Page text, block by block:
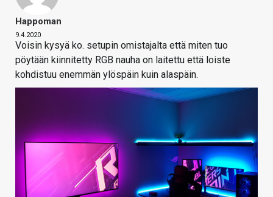
Happoman
9.4.2020
Voisin kysyä ko. setupin omistajalta että miten tuo
pöytään kiinnitetty RGB nauha on laitettu että loiste
kohdistuu enemmän ylöspäin kuin alaspäin.